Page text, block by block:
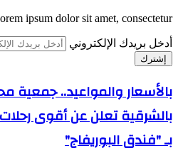
ipsum dolor sit amet, consectetur.
أدخل بريدك الإلكتروني
بالأسعار والمواعيد.. جمعية
بـ "فندق البوريفاج"